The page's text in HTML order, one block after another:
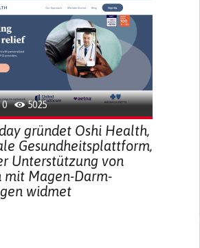
0 5025
gründet Oshi Health,
Gesundheitsplattform,
Unterstützung von
mit Magen-Darm-
widmet